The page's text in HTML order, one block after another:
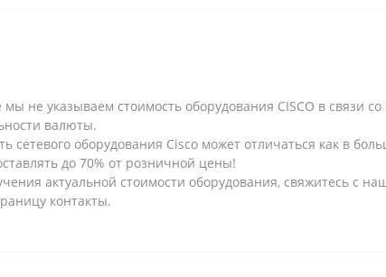
мы не указываем стоимость оборудования CISCO в связи
валюты.
сетевого оборудования Cisco может отличаться как в
до 70% от розничной цены!
актуальной стоимости оборудования, свяжитесь с
контакты.